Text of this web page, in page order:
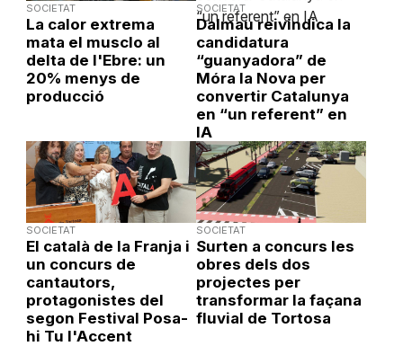
SOCIETAT
La calor extrema
mata el musclo al
delta de l'Ebre: un
20% menys de
producció
SOCIETAT
Dalmau reivindica la
candidatura
“guanyadora” de
Móra la Nova per
convertir Catalunya
en “un referent” en
IA
SOCIETAT
El català de la Franja i
un concurs de
cantautors,
protagonistes del
segon Festival Posa-
hi Tu l'Accent
SOCIETAT
Surten a concurs les
obres dels dos
projectes per
transformar la façana
fluvial de Tortosa